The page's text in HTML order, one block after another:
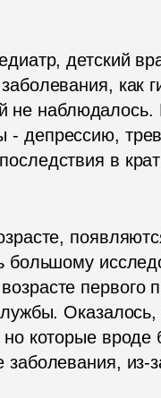
детский
как
не наблюдалось.
депрессию,
в
большому
первого
которые
из-